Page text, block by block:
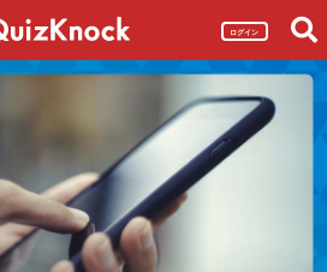
ログイン